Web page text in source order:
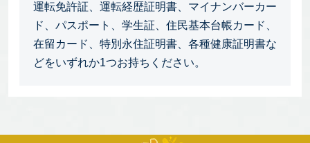
運転免許証、運転経歴証明書、マイナンバーカー
ド、パスポート、学生証、住民基本台帳カード、
在留カード、特別永住証明書、各種健康証明書な
どをいずれか1つお持ちください。